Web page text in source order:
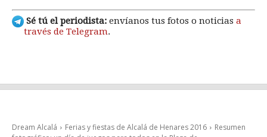
Sé tú el periodista: envíanos tus fotos o noticias a
través de Telegram.